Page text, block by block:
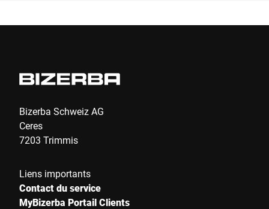
Code postal *
Bizerba Schweiz AG
Ceres
7203 Trimmis
Liens importants
Contact du service
MyBizerba Portail Clients